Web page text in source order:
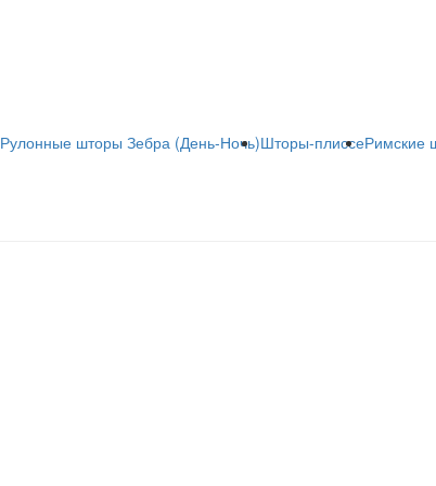
Рулонные шторы Зебра (День-Ночь)Шторы-плиссеРимские